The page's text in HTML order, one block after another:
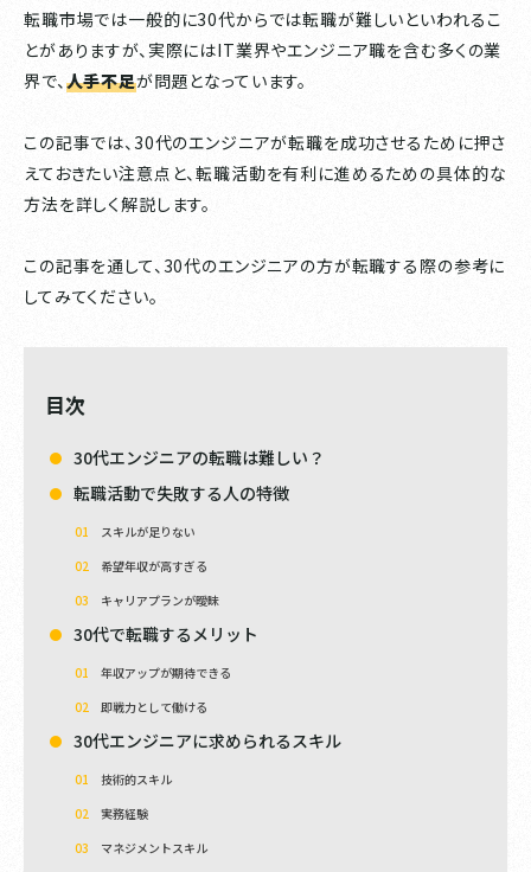
転職市場では一般的に30代からでは転職が難しいといわれるこ
とがありますが、実際にはIT業界やエンジニア職を含む多くの業
界で、人手不足が問題となっています。
この記事では、30代のエンジニアが転職を成功させるために押さ
えておきたい注意点と、転職活動を有利に進めるための具体的な
方法を詳しく解説します。
この記事を通して、30代のエンジニアの方が転職する際の参考に
してみてください。
目次
30代エンジニアの転職は難しい？
転職活動で失敗する人の特徴
スキルが足りない
希望年収が高すぎる
キャリアプランが曖昧
30代で転職するメリット
年収アップが期待できる
即戦力として働ける
30代エンジニアに求められるスキル
技術的スキル
実務経験
マネジメントスキル